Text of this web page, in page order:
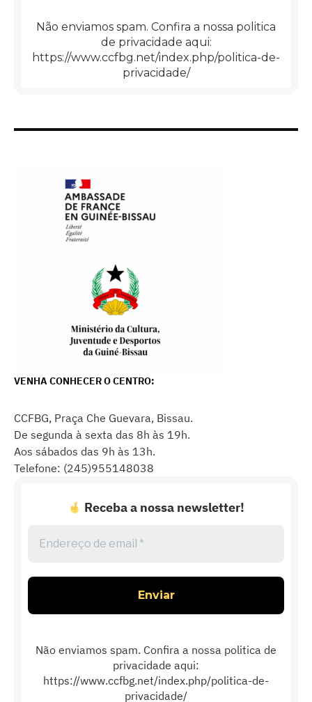
Não enviamos spam. Confira a nossa politica
de privacidade aqui:
https://www.ccfbg.net/index.php/politica-de-
privacidade/
VENHA CONHECER O CENTRO:
CCFBG, Praça Che Guevara, Bissau.
De segunda à sexta das 8h às 19h.
Aos sábados das 9h às 13h.
Telefone: (245)955148038
Receba a nossa newsletter!
de
*
Não enviamos spam. Confira a nossa politica de
privacidade aqui:
https://www.ccfbg.net/index.php/politica-de-
privacidade/